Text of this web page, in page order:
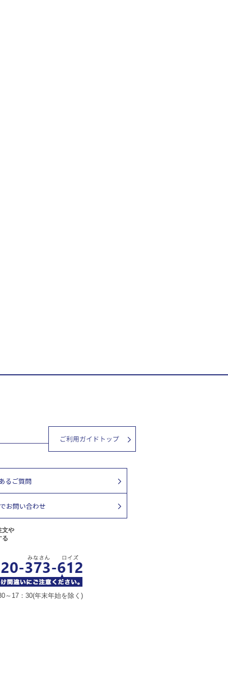
文や
る
～17：30(年末年始を除く)